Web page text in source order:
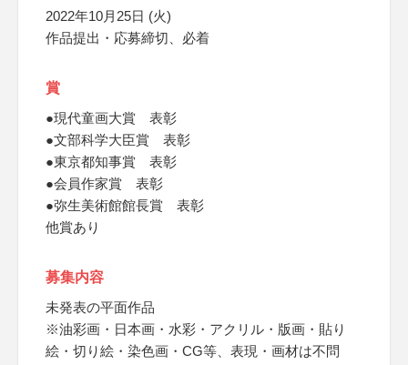
2022年10月25日 (火)
作品提出・応募締切、必着
賞
●現代童画大賞 表彰
●文部科学大臣賞 表彰
●東京都知事賞 表彰
●会員作家賞 表彰
●弥生美術館館長賞 表彰
他賞あり
募集内容
未発表の平面作品
※油彩画・日本画・水彩・アクリル・版画・貼り
絵・切り絵・染色画・CG等、表現・画材は不問